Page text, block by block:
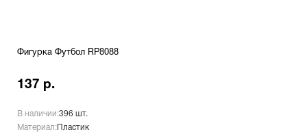
Фигурка Футбол RP8088
137 р.
В наличии:396 шт.
Материал: Пластик